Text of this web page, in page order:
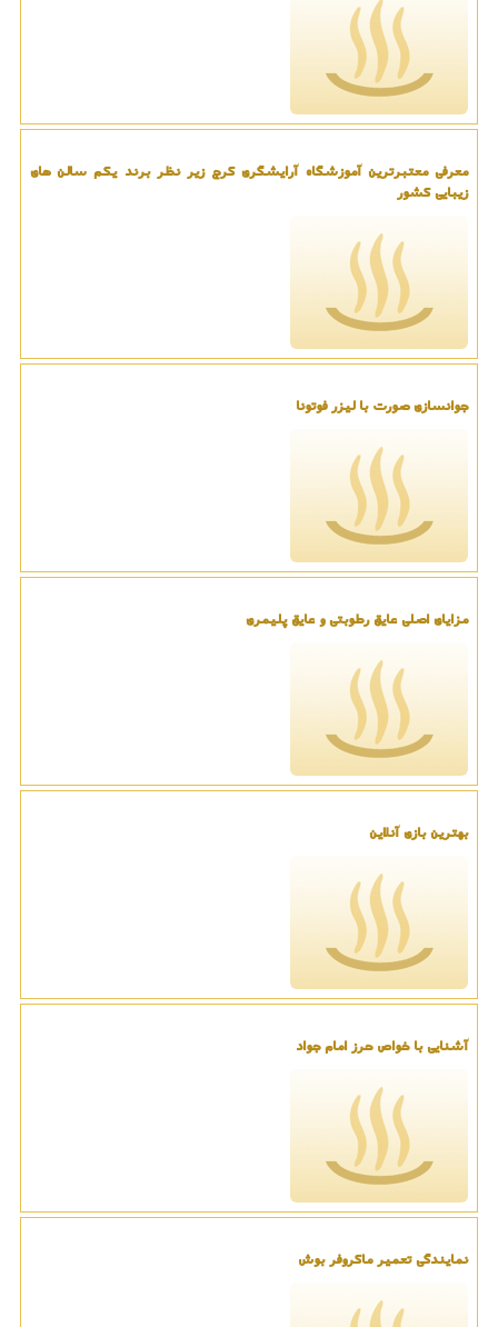
معرفی معتبرترین آموزشگاه آرایشگری کرج زیر نظر برند یکم سالن های
زیبایی کشور
جوانسازی صورت با لیزر فوتونا
مزایای اصلی عایق رطوبتی و عایق پلیمری
بهترین بازی آنلاین
آشنایی با خواص حرز امام جواد
نمایندگی تعمیر ماکروفر بوش